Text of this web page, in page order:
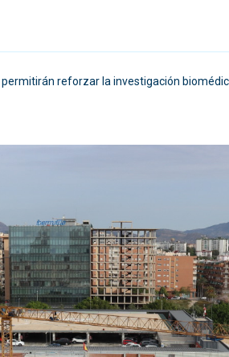
reforzar la investigación